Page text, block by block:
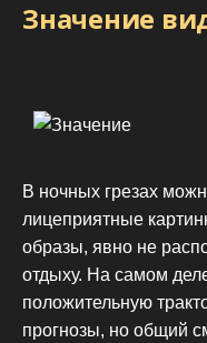
Значение
В ночных грезах
лицеприятные
образы, явно не
отдыху. На самом
положительную
прогнозы, но общий